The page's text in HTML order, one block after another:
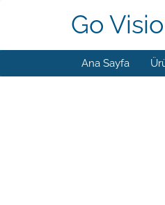
Go
Ana Sayfa